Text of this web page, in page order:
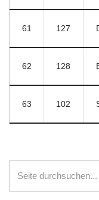
61 127
62 128
63 102